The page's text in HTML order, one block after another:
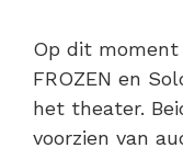
Op dit
FROZEN en
het theater.
voorzien van